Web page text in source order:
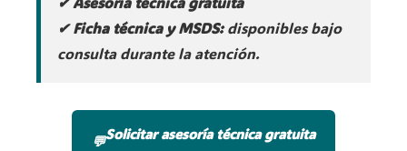
✔ Ficha técnica y MSDS:disponibles bajo
consulta durante la atención.
💬Solicitar asesoría técnica gratuita